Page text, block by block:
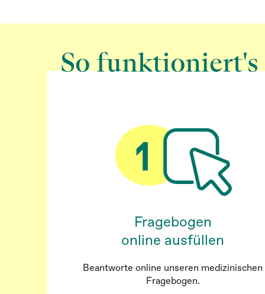
So funktioniert's
Fragebogen
online ausfüllen
Beantworte online unseren medizinischen
Fragebogen.